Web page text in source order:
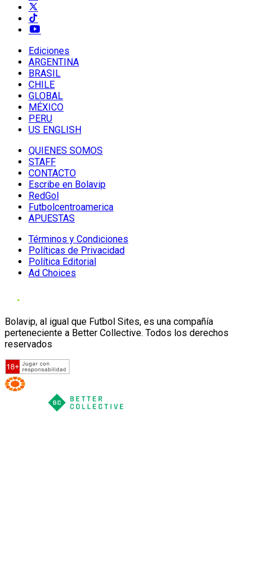
Ediciones
ARGENTINA
BRASIL
CHILE
GLOBAL
MÉXICO
PERU
US ENGLISH
QUIENES SOMOS
STAFF
CONTACTO
Escribe en Bolavip
RedGol
Futbolcentroamerica
APUESTAS
Términos y Condiciones
Políticas de Privacidad
Política Editorial
Ad Choices
Bolavip, al igual que Futbol Sites, es una compañía
perteneciente a Better Collective. Todos los derechos
reservados